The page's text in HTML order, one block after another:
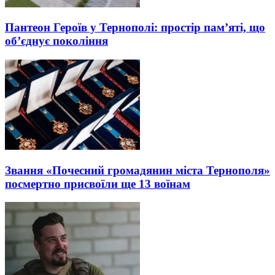
Пантеон Героїв у Тернополі: простір пам’яті, що
об’єднує покоління
Звання «Почесний громадянин міста Тернополя»
посмертно присвоїли ще 13 воїнам